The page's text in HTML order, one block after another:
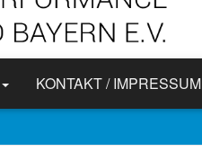
KONTAKT / IMPRESSUM